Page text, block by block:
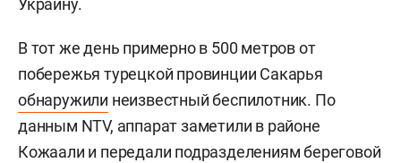
Украину.
В тот же день примерно в 500 метров от
побережья турецкой провинции Сакарья
обнаружили неизвестный беспилотник. По
данным NTV, аппарат заметили в районе
Кожаали и передали подразделениям береговой